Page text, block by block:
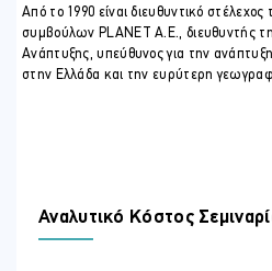
ΠΕΡΙΣΣΟΤΕΡΕΣ ΠΛΗΡΟΦΟΡΙΕΣ
Θεματολογία
Από το 1990 είναι διευθυντικό στέλεχος
συμβούλων PLANET Α.Ε., διευθυντής
Ανάπτυξης, υπεύθυνος για την
στην Ελλάδα και την ευρύτερη
Αναλυτικό Κόστος